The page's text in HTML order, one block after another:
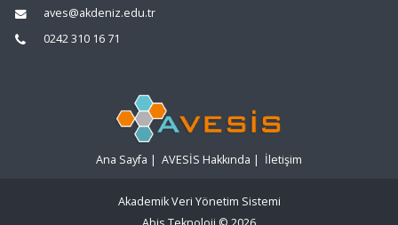
aves@akdeniz.edu.tr
0242 310 16 71
Ana Sayfa | AVESİS Hakkında | İletişim
Akademik Veri Yönetim Sistemi